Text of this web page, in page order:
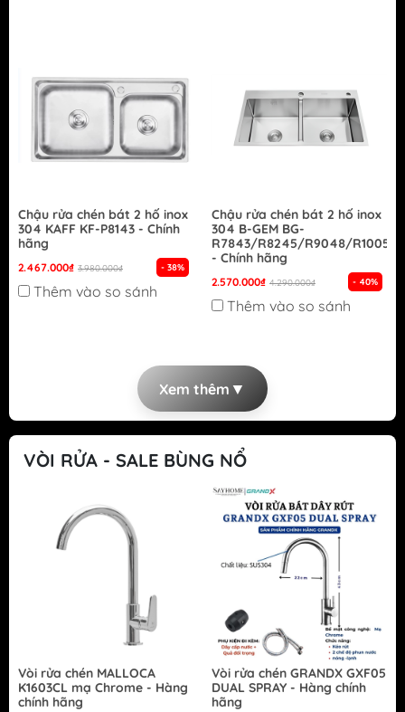
Chậu rửa chén bát 2 hố inox
304 KAFF KF-P8143 - Chính
hãng
2.467.000₫ 3.980.000₫ - 38%
Thêm vào so sánh
Chậu rửa chén bát 2 hố inox
304 B-GEM BG-
R7843/R8245/R9048/
- Chính hãng
2.570.000₫ 4.290.000₫ - 40%
Thêm vào so sánh
Xem thêm ▼
VÒI RỬA - SALE BÙNG NỔ
Vòi rửa chén MALLOCA
K1603CL mạ Chrome - Hàng
chính hãng
Vòi rửa chén GRANDX GXF05
DUAL SPRAY - Hàng chính
hãng